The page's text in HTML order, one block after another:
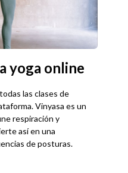
yoga online
las clases de
Vinyasa es un
respiración y
así en una
de posturas.